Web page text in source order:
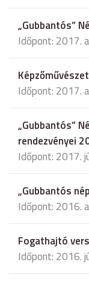
„Gubbantós”
Időpont: 2017.
Időpont: 2017.
„Gubbantós”
rendezvényei
Időpont: 2017.
„Gubbantós
Időpont: 2016.
Fogathajtó
Időpont: 2016.